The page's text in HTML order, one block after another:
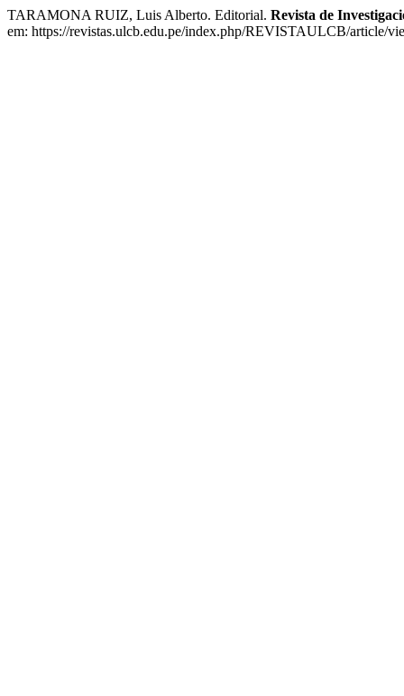
TARAMONA RUIZ, Luis Alberto. Editorial. Revista de
em: https://revistas.ulcb.edu.pe/index.php/REVISTAULCB/article/